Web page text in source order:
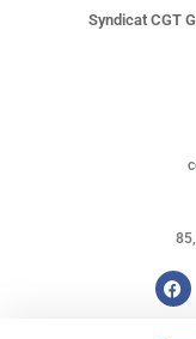
Syndicat CGT